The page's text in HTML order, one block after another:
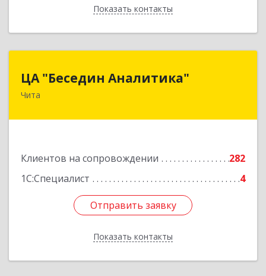
Показать контакты
Назад
ЦА "Беседин Аналитика"
Чита
Клиентов на сопровождении
282
1С:Специалист
4
Отправить заявку
Показать контакты
Отправить заявку
Назад